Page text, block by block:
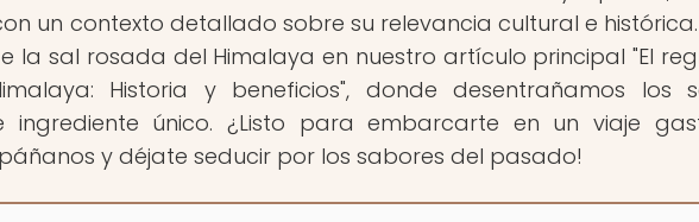
un contexto detallado sobre su relevancia cultural e
la sal rosada del Himalaya en nuestro artículo principal "El
Historia y beneficios", donde desentrañamos los
ingrediente único. ¿Listo para embarcarte en un viaje
y déjate seducir por los sabores del pasado!